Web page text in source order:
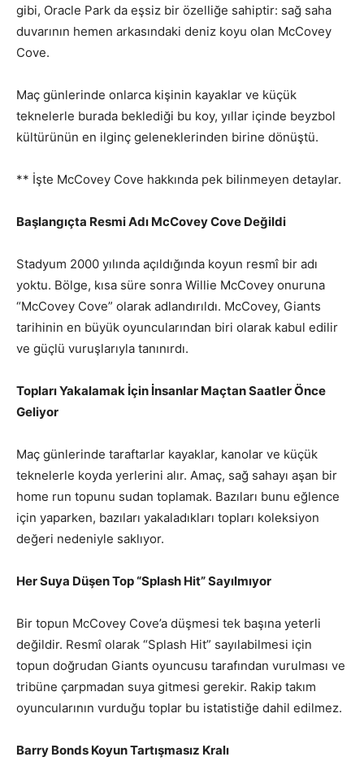
gibi, Oracle Park da eşsiz bir özelliğe sahiptir: sağ saha
duvarının hemen arkasındaki deniz koyu olan McCovey
Cove.
Maç günlerinde onlarca kişinin kayaklar ve küçük
teknelerle burada beklediği bu koy, yıllar içinde beyzbol
kültürünün en ilginç geleneklerinden birine dönüştü.
** İşte McCovey Cove hakkında pek bilinmeyen detaylar.
Başlangıçta Resmi Adı McCovey Cove Değildi
Stadyum 2000 yılında açıldığında koyun resmî bir adı
yoktu. Bölge, kısa süre sonra Willie McCovey onuruna
“McCovey Cove” olarak adlandırıldı. McCovey, Giants
tarihinin en büyük oyuncularından biri olarak kabul edilir
ve güçlü vuruşlarıyla tanınırdı.
Topları Yakalamak İçin İnsanlar Maçtan Saatler Önce
Geliyor
Maç günlerinde taraftarlar kayaklar, kanolar ve küçük
teknelerle koyda yerlerini alır. Amaç, sağ sahayı aşan bir
home run topunu sudan toplamak. Bazıları bunu eğlence
için yaparken, bazıları yakaladıkları topları koleksiyon
değeri nedeniyle saklıyor.
Her Suya Düşen Top “Splash Hit” Sayılmıyor
Bir topun McCovey Cove’a düşmesi tek başına yeterli
değildir. Resmî olarak “Splash Hit” sayılabilmesi için
topun doğrudan Giants oyuncusu tarafından vurulması ve
tribüne çarpmadan suya gitmesi gerekir. Rakip takım
oyuncularının vurduğu toplar bu istatistiğe dahil edilmez.
Barry Bonds Koyun Tartışmasız Kralı